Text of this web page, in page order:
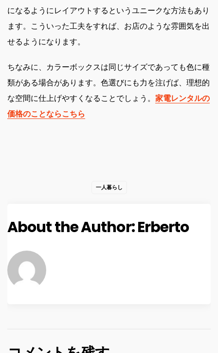
になるようにレイアウトするというユニークな方法もあり
ます。こういった工夫をすれば、お店のような雰囲気を出
せるようになります。
ちなみに、カラーボックスは同じサイズであっても色に種
類がある場合があります。色選びにも力を注げば、理想的
な空間に仕上げやすくなることでしょう。 家電レンタルの
価格のことならこちら
一人暮らし
About the Author:Erberto